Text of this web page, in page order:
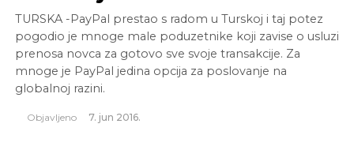
TURSKA -PayPal prestao s radom u Turskoj i taj potez
pogodio je mnoge male poduzetnike koji zavise o usluzi
prenosa novca za gotovo sve svoje transakcije. Za
mnoge je PayPal jedina opcija za poslovanje na
globalnoj razini.
Objavljeno 7. jun 2016.